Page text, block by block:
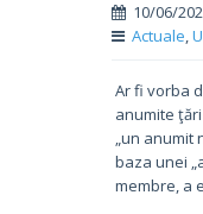
10/06/
Actuale,
Ar fi vorba
anumite
„un anumit
baza unei
membre, a